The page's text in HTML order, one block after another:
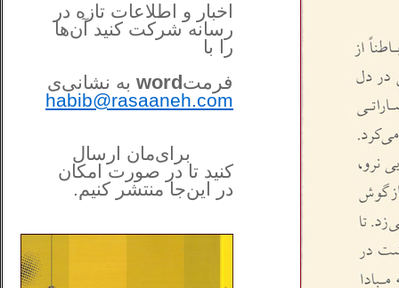
اخبار و اطلاعات تازه در
رسانه شرکت کنید آن‌ها
را با
فرمتword به نشانی‌ی
habib@rasaaneh.com
برای‌مان ارسال
کنید تا در صورت امکان
در این‌جامنتشر کنیم.